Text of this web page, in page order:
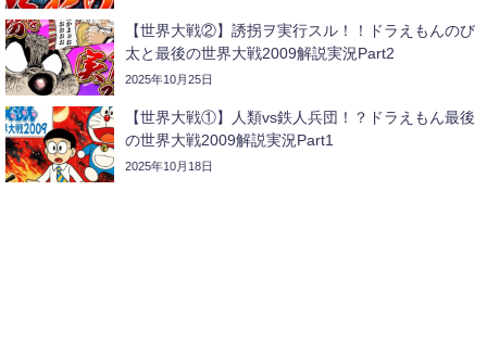
【世界大戦②】誘拐ヲ実行スル！！ドラえもんのび
太と最後の世界大戦2009解説実況Part2
2025年10月25日
【世界大戦①】人類vs鉄人兵団！？ドラえもん最後
の世界大戦2009解説実況Part1
2025年10月18日